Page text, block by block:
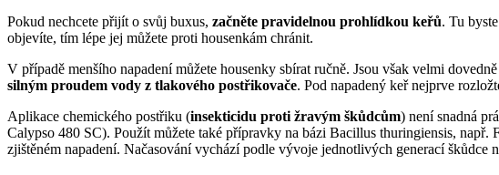
Pokud nechcete přijít o svůj buxus, začněte pravidelnou prohlídkou keřů. Tu
objevíte, tím lépe jej můžete proti housenkám chránit.
V případě menšího napadení můžete housenky sbírat ručně. Jsou však velmi
silným proudem vody z tlakového postřikovače. Pod napadený keř nejprve
Aplikace chemického postřiku (insekticidu proti žravým škůdcům) není snadná
Calypso 480 SC). Použít můžete také přípravky na bázi Bacillus thuringiensis,
zjištěném napadení. Načasování vychází podle vývoje jednotlivých generací škůdce